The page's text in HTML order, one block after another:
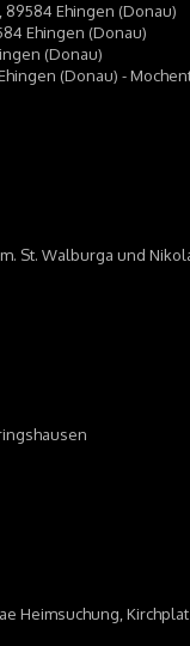
89584 Ehingen (Donau)
Ehingen (Donau)
(Donau)
(Donau) -
St. Walburga und
Heimsuchung,